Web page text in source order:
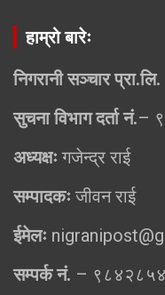
हाम्रो बारेः
निगरानी सञ्चार प्रा.लि.
सुचना विभाग दर्ता नं.–
अध्यक्षःगजेन्द्र राई
सम्पादकःजीवन राई
ईमेलः
सम्पर्क नं. –